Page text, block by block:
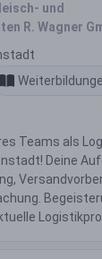
und
R. Wagner
Teams als
Deine